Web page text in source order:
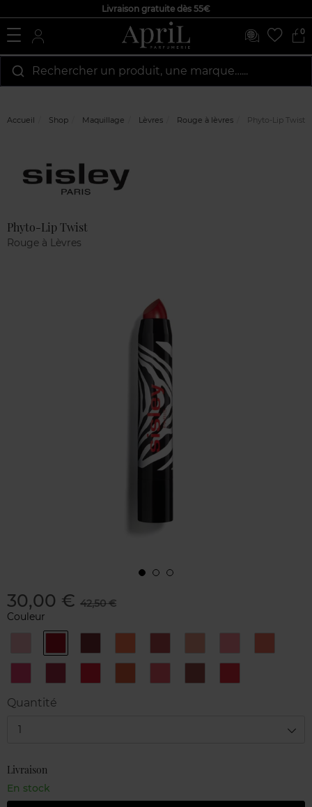
Livraison gratuite dès 55€
0
Rechercher un produit, une marque…...
Accueil Shop Maquillage Lèvres Rouge à lèvres Phyto-Lip Twist
Phyto-Lip Twist
Rouge à Lèvres
30,00 € 42,50 €
Couleur
Balm Tango
(mat)
Black
Rose
Nude Baby
Peach
Pinky Berry CherryCoral Candy Chestnut
Quantité
1
Livraison
En stock